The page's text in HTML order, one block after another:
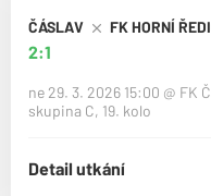
ČÁSLAV FK HORNÍ
2:1
ne 29. 3. 2026 15:00 @ FK
skupina C, 19. kolo
Detail utkání